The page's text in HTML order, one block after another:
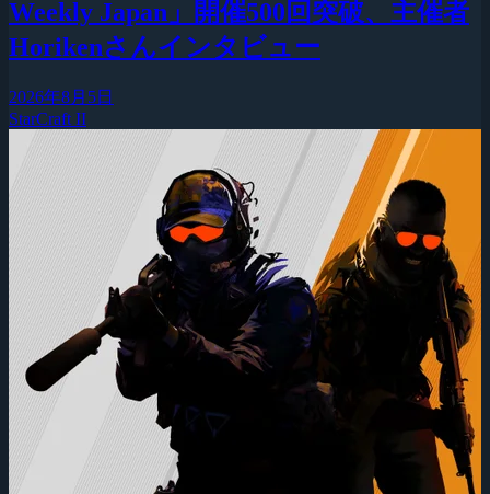
Weekly Japan」開催500回突破、主催者
Horikenさんインタビュー
2026年8月5日
StarCraft II